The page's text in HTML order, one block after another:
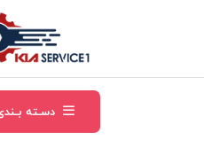
دسـته